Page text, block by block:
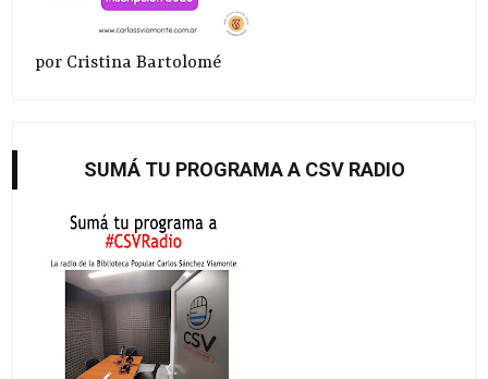
por Cristina Bartolomé
SUMÁ TU PROGRAMA A CSV RADIO